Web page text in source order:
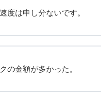
度は申し分ないです。
の金額が多かった。